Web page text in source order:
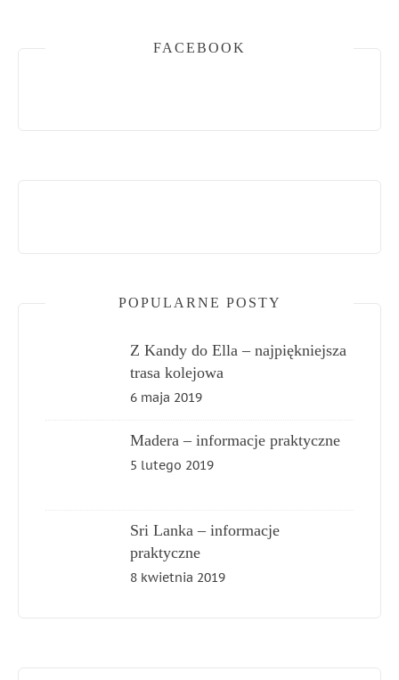
FACEBOOK
POPULARNE POSTY
Z Kandy do Ella – najpiękniejsza
trasa kolejowa
6 maja 2019
Madera – informacje praktyczne
5 lutego 2019
Sri Lanka – informacje
praktyczne
8 kwietnia 2019